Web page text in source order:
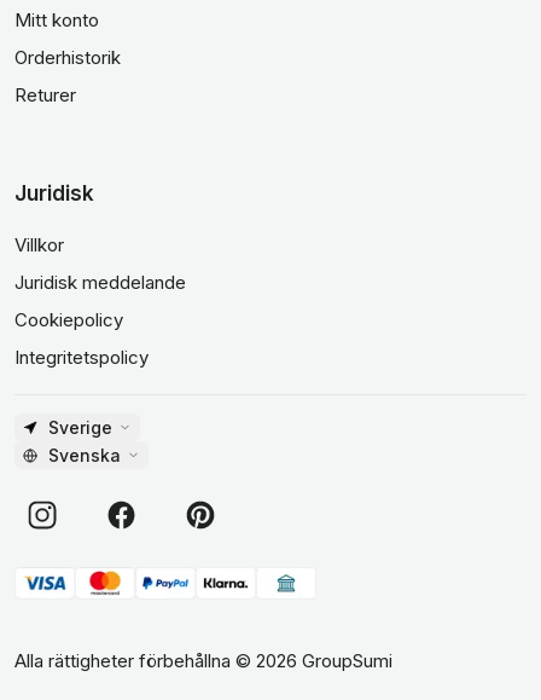
Mitt konto
Orderhistorik
Returer
Juridisk
Villkor
Juridisk meddelande
Cookiepolicy
Integritetspolicy
Sverige
Svenska
Alla rättigheter förbehållna © 2026 GroupSumi